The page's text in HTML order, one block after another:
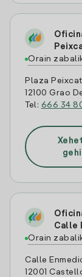
Orain
Plaza
12100 Grao
Tel: 666 34
Calle
Orain
Calle
12001